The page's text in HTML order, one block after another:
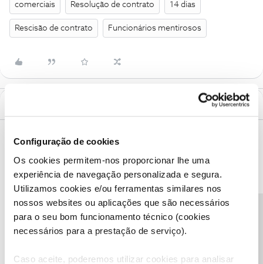
Configuração de cookies
Os cookies permitem-nos proporcionar lhe uma
experiência de navegação personalizada e segura.
Utilizamos cookies e/ou ferramentas similares nos
nossos websites ou aplicações que são necessários
para o seu bom funcionamento técnico (cookies
necessários para a prestação de serviço).
Caso aceite, poderemos utilizar cookies para analisar
comerciais Resolução de contrato 14 dias
Rescisão de contrato Funcionários mentirosos
Bem-vinda ao Fórum NOS
Lamentamos o que nos conta. A NOS não se revê na prática que
descreve.
De momento, a NOS não tem a HBO Max, tem sim a Amazon
Deixe-nos ajudá-la. Envie-nos, por favor, uma mensagem privada